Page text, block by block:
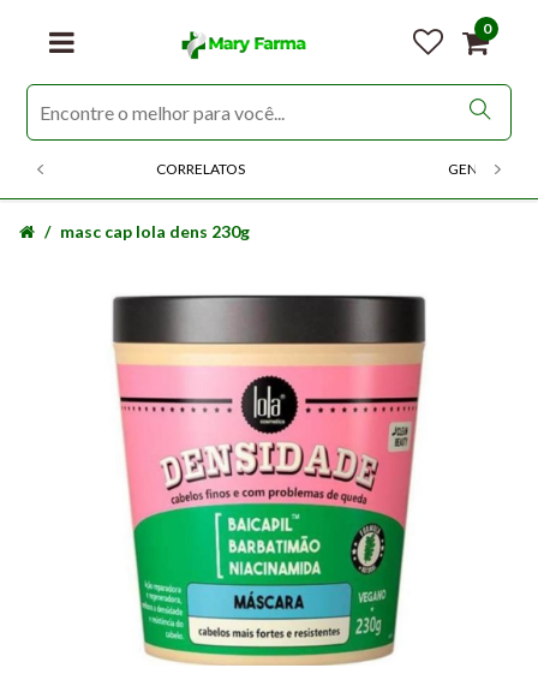
0
CORRELATOS GENERICOS
masc cap lola dens 230g